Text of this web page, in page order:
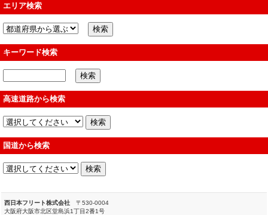
エリア検索
キーワード検索
高速道路から検索
国道から検索
西日本フリート株式会社 〒530-0004
大阪府大阪市北区堂島浜1丁目2番1号